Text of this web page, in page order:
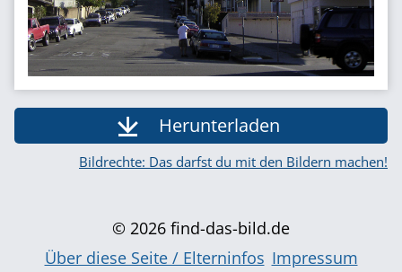
Herunterladen
Bildrechte: Das darfst du mit den Bildern machen!
© 2026 find-das-bild.de
Über diese Seite / Elterninfos Impressum